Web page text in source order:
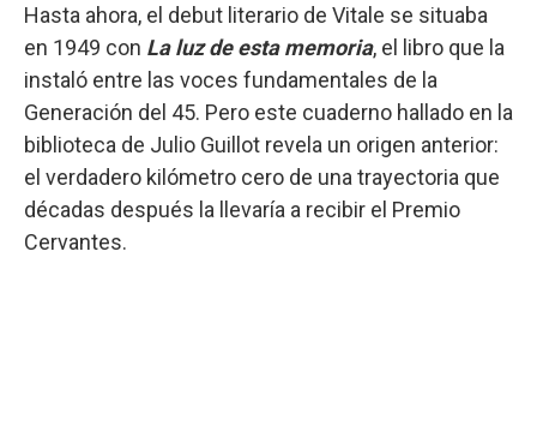
Hasta ahora, el debut literario de Vitale se situaba
en 1949 con La luz de esta memoria, el libro que la
instaló entre las voces fundamentales de la
Generación del 45. Pero este cuaderno hallado en la
biblioteca de Julio Guillot revela un origen anterior:
el verdadero kilómetro cero de una trayectoria que
décadas después la llevaría a recibir el Premio
Cervantes.